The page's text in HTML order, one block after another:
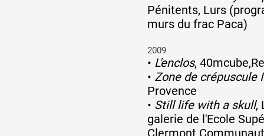
Réseau
Pénitents, Lurs
murs du frac Paca)
2009
• L'enclos,
• Zone de crépuscule
Provence
• Still life with a skull,
galerie de l'Ecole
Clermont